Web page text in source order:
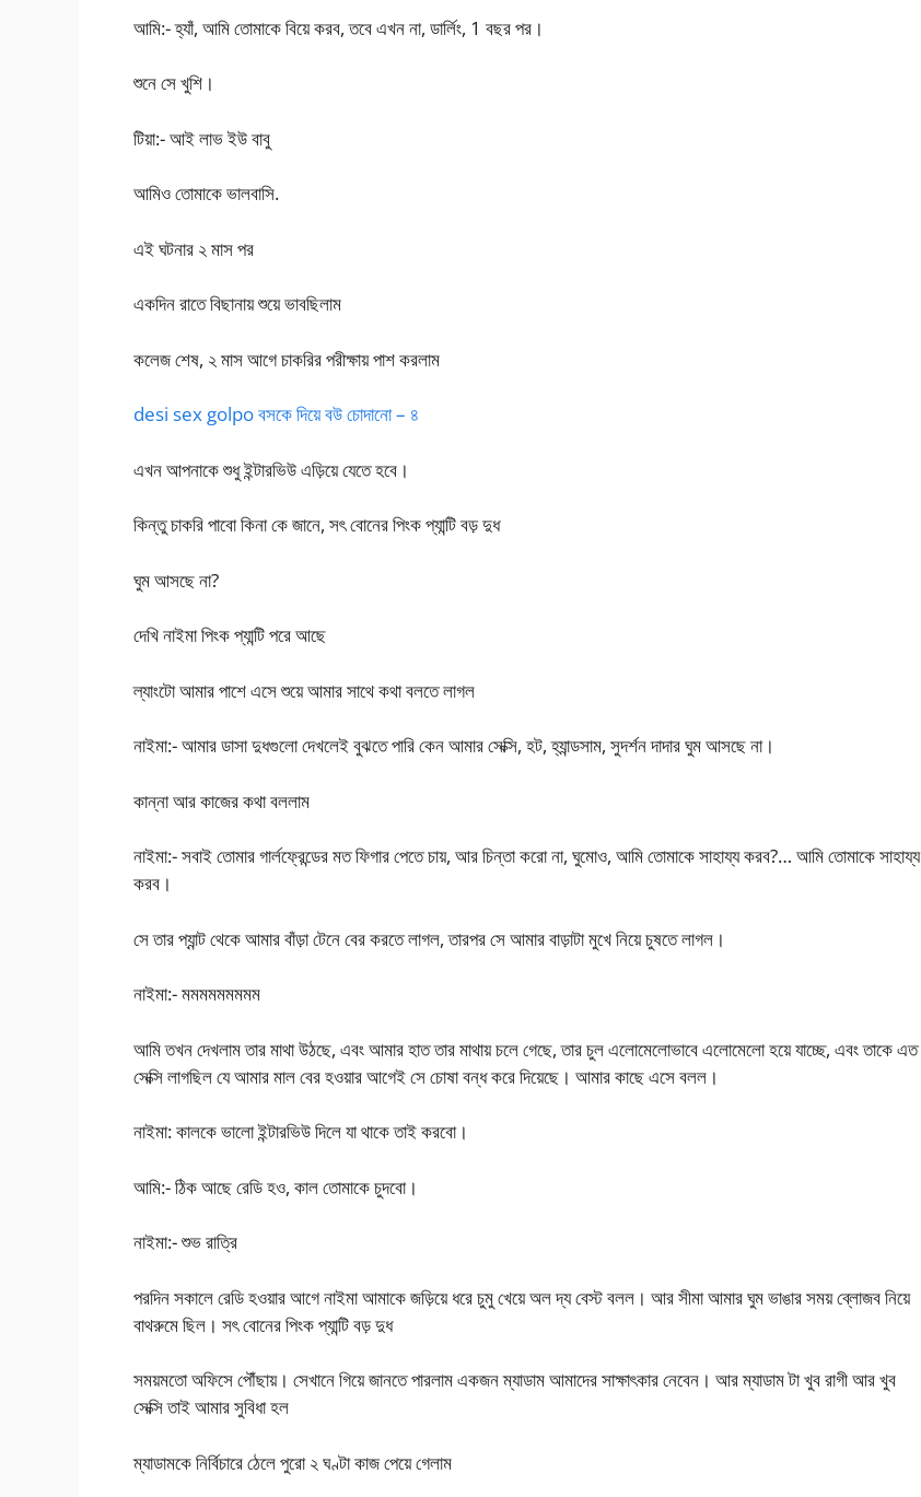
আমি:- হ্যাঁ, আমি তোমাকে বিয়ে করব, তবে এখন না, ডার্লিং, 1 বছর পর।
শুনে সে খুশি।
টিয়া:- আই লাভ ইউ বাবু
আমিও তোমাকে ভালবাসি.
এই ঘটনার ২ মাস পর
একদিন রাতে বিছানায় শুয়ে ভাবছিলাম
কলেজ শেষ, ২ মাস আগে চাকরির পরীক্ষায় পাশ করলাম
desi sex golpo বসকে দিয়ে বউ চোদানো – ৪
এখন আপনাকে শুধু ইন্টারভিউ এড়িয়ে যেতে হবে।
কিন্তু চাকরি পাবো কিনা কে জানে, সৎ বোনের পিংক প্যান্টি বড় দুধ
ঘুম আসছে না?
দেখি নাইমা পিংক প্যান্টি পরে আছে
ল্যাংটো আমার পাশে এসে শুয়ে আমার সাথে কথা বলতে লাগল
নাইমা:- আমার ডাসা দুধগুলো দেখলেই বুঝতে পারি কেন আমার সেক্সি, হট, হ্যান্ডসাম, সুদর্শন দাদার ঘুম আসছে না।
কান্না আর কাজের কথা বললাম
নাইমা:- সবাই তোমার গার্লফ্রেন্ডের মত ফিগার পেতে চায়, আর চিন্তা করো না, ঘুমোও, আমি তোমাকে সাহায্য করব?… আমি তোমাকে সাহায্য
করব।
সে তার প্যান্ট থেকে আমার বাঁড়া টেনে বের করতে লাগল, তারপর সে আমার বাড়াটা মুখে নিয়ে চুষতে লাগল।
নাইমা:- মমমমমমমমম
আমি তখন দেখলাম তার মাথা উঠছে, এবং আমার হাত তার মাথায় চলে গেছে, তার চুল এলোমেলোভাবে এলোমেলো হয়ে যাচ্ছে, এবং তাকে এত
সেক্সি লাগছিল যে আমার মাল বের হওয়ার আগেই সে চোষা বন্ধ করে দিয়েছে। আমার কাছে এসে বলল।
নাইমা: কালকে ভালো ইন্টারভিউ দিলে যা থাকে তাই করবো।
আমি:- ঠিক আছে রেডি হও, কাল তোমাকে চুদবো।
নাইমা:- শুভ রাত্রি
পরদিন সকালে রেডি হওয়ার আগে নাইমা আমাকে জড়িয়ে ধরে চুমু খেয়ে অল দ্য বেস্ট বলল। আর সীমা আমার ঘুম ভাঙার সময় ব্লোজব নিয়ে
বাথরুমে ছিল। সৎ বোনের পিংক প্যান্টি বড় দুধ
সময়মতো অফিসে পৌঁছায়। সেখানে গিয়ে জানতে পারলাম একজন ম্যাডাম আমাদের সাক্ষাৎকার নেবেন। আর ম্যাডাম টা খুব রাগী আর খুব
সেক্সি তাই আমার সুবিধা হল
ম্যাডামকে নির্বিচারে ঠেলে পুরো ২ ঘণ্টা কাজ পেয়ে গেলাম